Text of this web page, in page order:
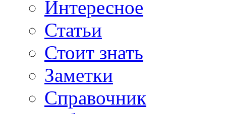
Интересное
Статьи
Стоит знать
Заметки
Справочник